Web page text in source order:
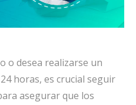
o desea realizarse un
horas, es crucial seguir
asegurar que los